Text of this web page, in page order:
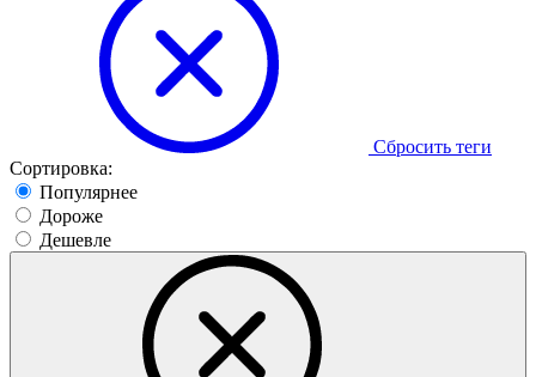
Сбросить теги
Сортировка:
Популярнее
Дороже
Дешевле